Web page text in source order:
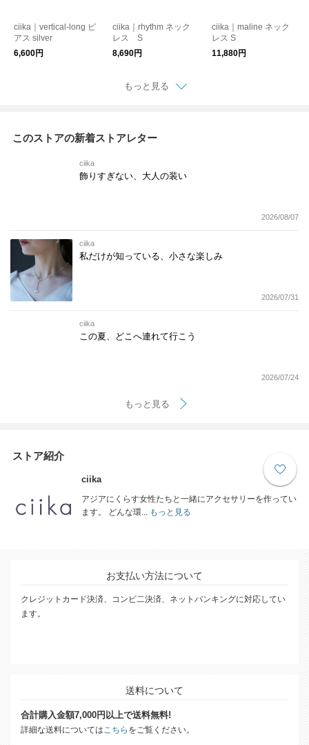
ciika｜vertical-long ピ
アス silver
6,600円
ciika｜rhythm ネック
レス S
8,690円
ciika｜maline ネック
レス S
11,880円
もっと見る
このストアの新着ストアレター
ciika
飾りすぎない、大人の装い
2026/08/07
ciika
私だけが知っている、小さな楽しみ
2026/07/31
ciika
この夏、どこへ連れて行こう
2026/07/24
もっと見る
ストア紹介
ciika
アジアにくらす女性たちと一緒にアクセサリーを作ってい
ます。 どんな環...もっと見る
お支払い方法について
クレジットカード決済、コンビ二決済、ネットバンキングに対応してい
ます。
送料について